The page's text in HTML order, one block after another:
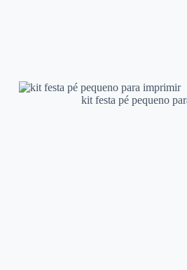
kit festa pé pequeno